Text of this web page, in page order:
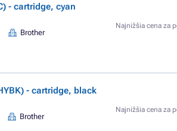
- cartridge, cyan
Brother
Najnižšia cena za
- cartridge, black
Brother
Najnižšia cena za